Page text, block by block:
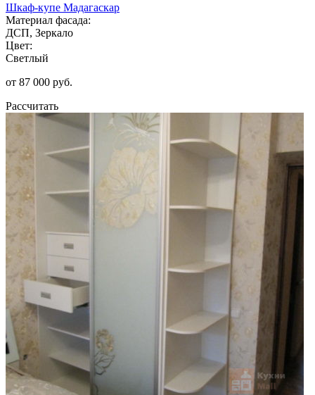
Шкаф-купе Мадагаскар
Материал фасада:
ДСП, Зеркало
Цвет:
Светлый
от 87 000 руб.
Рассчитать